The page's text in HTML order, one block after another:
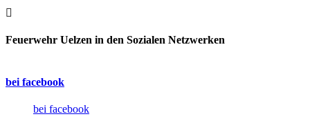
Feuerwehr Uelzen in den Sozialen Netzwerken
bei facebook
bei facebook